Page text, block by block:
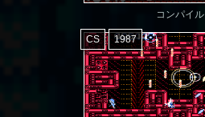
コンパイル
CS 1987